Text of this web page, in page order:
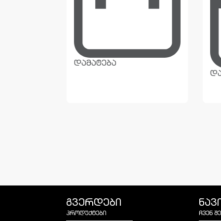
დამატება
გვერდები
პროდუქტები
ჩვენ